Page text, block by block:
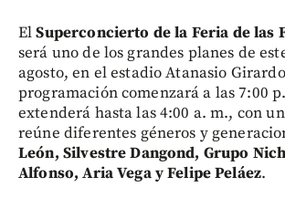
ElSuperconcierto de la Feria de las
será uno de los grandes planes de
agosto, en el estadio Atanasio
programación comenzará a las 7:00
extenderá hasta las 4:00 a. m., con
reúne diferentes géneros y
León, Silvestre Dangond, Grupo
Alfonso, Aria Vega y Felipe Peláez.